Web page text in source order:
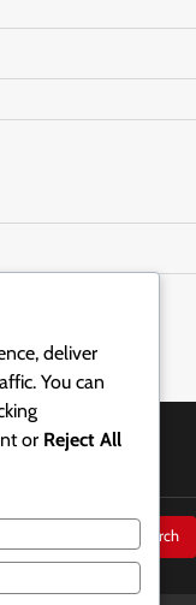
deliver
You can
or Reject All